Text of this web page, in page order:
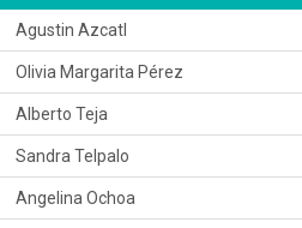
Agustin Azcatl
Olivia Margarita Pérez
Alberto Teja
Sandra Telpalo
Angelina Ochoa